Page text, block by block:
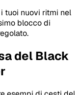
tuoi nuovi ritmi nel
blocco di
del Black